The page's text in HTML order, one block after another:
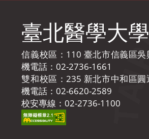
臺北醫學大學
信義校區：110 臺北市信義區
機電話：02-2736-1661
雙和校區：235 新北市中和區
機電話：02-6620-2589
校安專線：02-2736-1100